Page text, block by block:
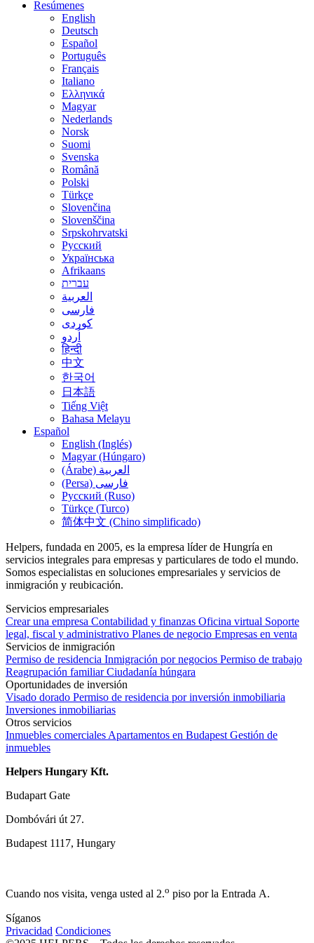
Resúmenes
English
Deutsch
Español
Português
Français
Italiano
Ελληνικά
Magyar
Nederlands
Norsk
Suomi
Svenska
Română
Polski
Türkçe
Slovenčina
Slovenščina
Srpskohrvatski
Русский
Українська
Afrikaans
עברית
العربية
فارسی
کوردی
اُردو
हिन्दी
中文
한국어
日本語
Tiếng Việt
Bahasa Melayu
Español
English (Inglés)
Magyar (Húngaro)
(Árabe) العربية
(Persa) فارسی
Русский (Ruso)
Türkçe (Turco)
简体中文 (Chino simplificado)
Helpers, fundada en 2005, es la empresa líder de Hungría en
servicios integrales para empresas y particulares de todo el mundo.
Somos especialistas en soluciones empresariales y servicios de
inmigración y reubicación.
Servicios empresariales
Crear una empresa Contabilidad y finanzas Oficina virtual Soporte
legal, fiscal y administrativo Planes de negocio Empresas en venta
Servicios de inmigración
Permiso de residencia Inmigración por negocios Permiso de trabajo
Reagrupación familiar Ciudadanía húngara
Oportunidades de inversión
Visado dorado Permiso de residencia por inversión inmobiliaria
Inversiones inmobiliarias
Otros servicios
Inmuebles comerciales Apartamentos en Budapest Gestión de
inmuebles
Helpers Hungary Kft.
Budapart Gate
Dombóvári út 27.
Budapest 1117, Hungary
Cuando nos visita, venga usted al 2.o piso por la Entrada A.
Síganos
Privacidad Condiciones